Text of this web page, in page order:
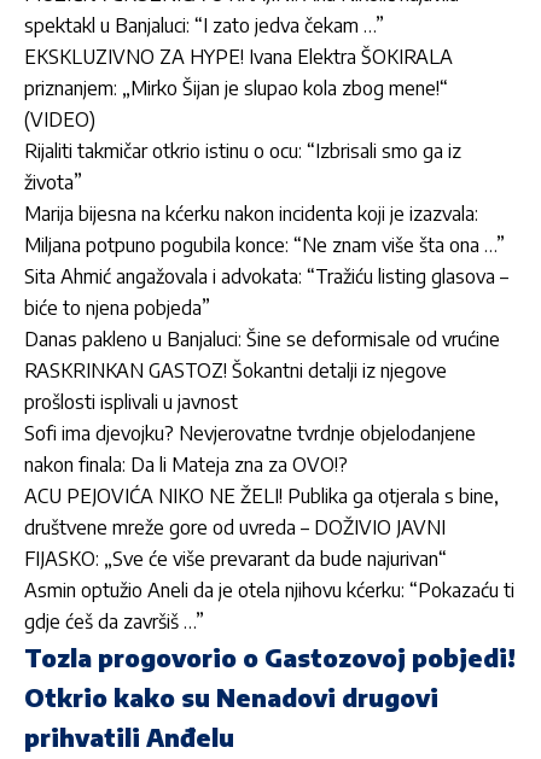
spektakl u Banjaluci: “I zato jedva čekam …”
EKSKLUZIVNO ZA HYPE! Ivana Elektra ŠOKIRALA
priznanjem: „Mirko Šijan je slupao kola zbog mene!“
(VIDEO)
Rijaliti takmičar otkrio istinu o ocu: “Izbrisali smo ga iz
života”
Marija bijesna na kćerku nakon incidenta koji je izazvala:
Miljana potpuno pogubila konce: “Ne znam više šta ona …”
Sita Ahmić angažovala i advokata: “Tražiću listing glasova –
biće to njena pobjeda”
Danas pakleno u Banjaluci: Šine se deformisale od vrućine
RASKRINKAN GASTOZ! Šokantni detalji iz njegove
prošlosti isplivali u javnost
Sofi ima djevojku? Nevjerovatne tvrdnje objelodanjene
nakon finala: Da li Mateja zna za OVO!?
ACU PEJOVIĆA NIKO NE ŽELI! Publika ga otjerala s bine,
društvene mreže gore od uvreda – DOŽIVIO JAVNI
FIJASKO: „Sve će više prevarant da bude najurivan“
Asmin optužio Aneli da je otela njihovu kćerku: “Pokazaću ti
gdje ćeš da završiš …”
Tozla progovorio o Gastozovoj pobjedi!
Otkrio kako su Nenadovi drugovi
prihvatili Anđelu